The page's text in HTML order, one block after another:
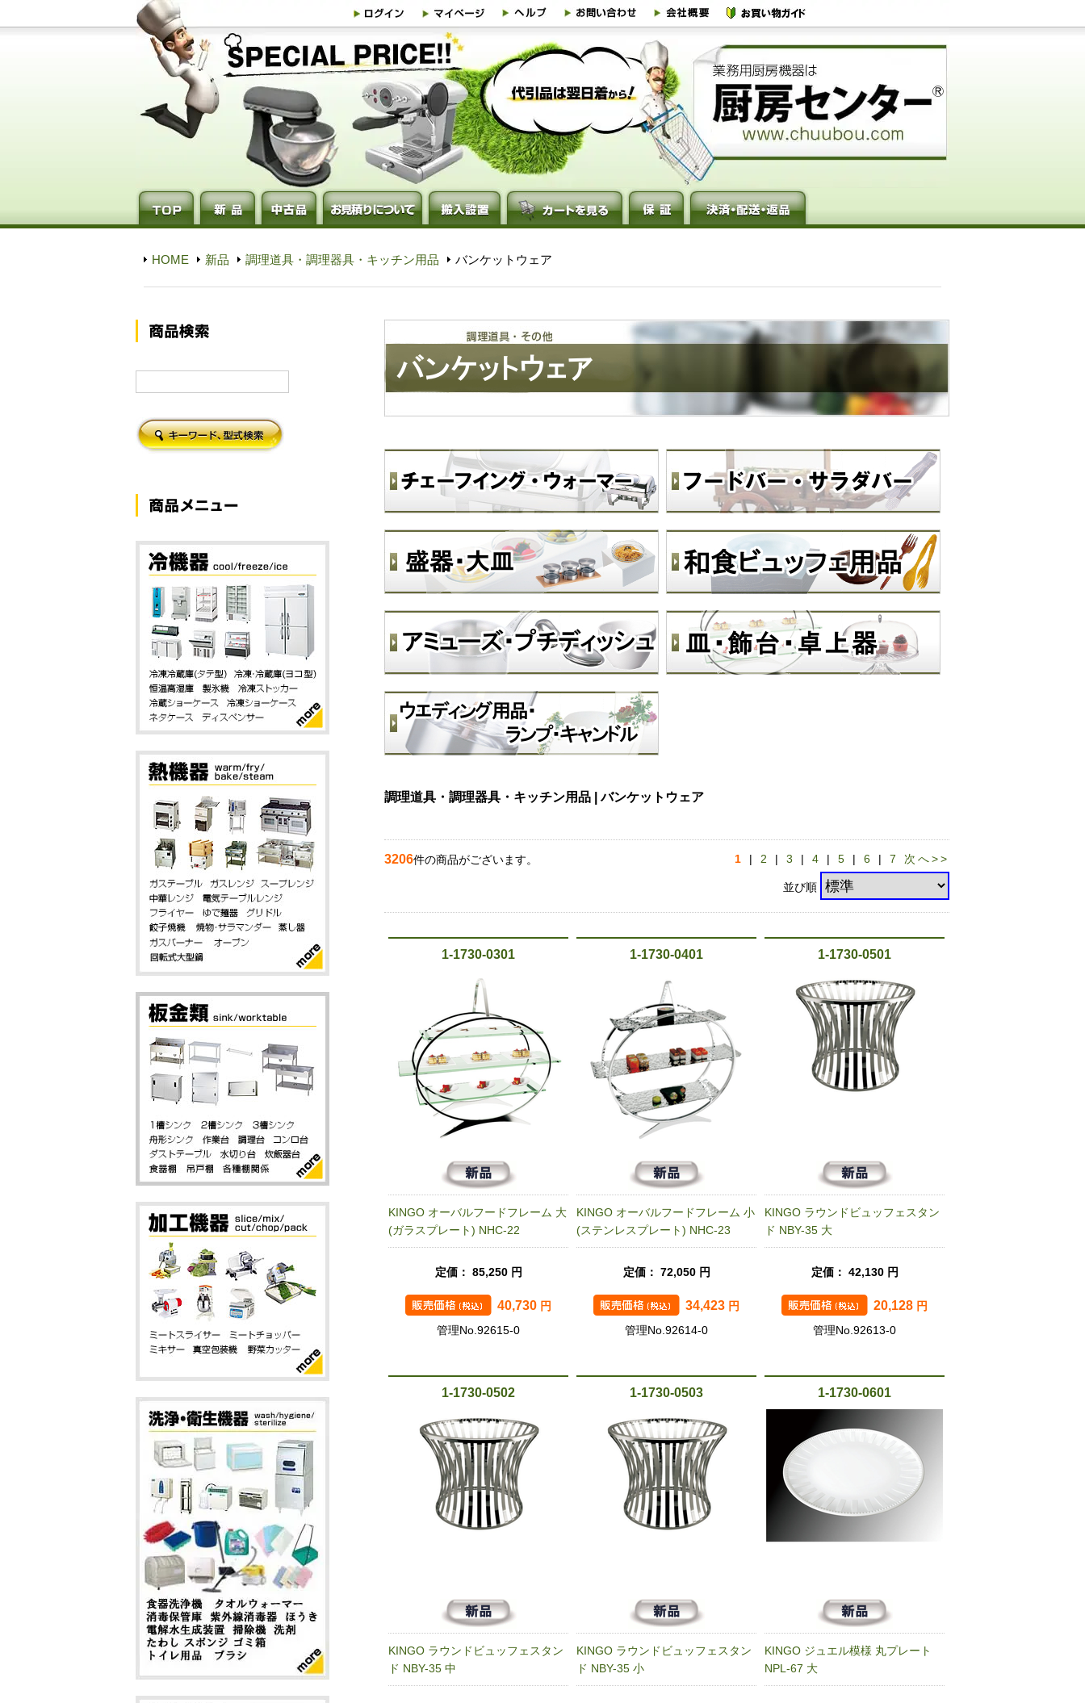
HOME 新品 調理道具・調理器具・キッチン用品 バンケットウェア
調理道具・調理器具・キッチン用品 | バンケットウェア
3206件の商品がございます。 1 | 2 | 3 | 4 | 5 | 6 | 7 次へ>>
並び順
1-1730-0301
KINGO オーバルフードフレーム 大
(ガラスプレート) NHC-22
定価： 85,250 円
40,730 円
管理No.92615-0
1-1730-0401
KINGO オーバルフードフレーム 小
(ステンレスプレート) NHC-23
定価： 72,050 円
34,423 円
管理No.92614-0
1-1730-0501
KINGO ラウンドビュッフェスタン
ド NBY-35 大
定価： 42,130 円
20,128 円
管理No.92613-0
1-1730-0502
KINGO ラウンドビュッフェスタン
ド NBY-35 中
1-1730-0503
KINGO ラウンドビュッフェスタン
ド NBY-35 小
1-1730-0601
KINGO ジュエル模様 丸プレート
NPL-67 大